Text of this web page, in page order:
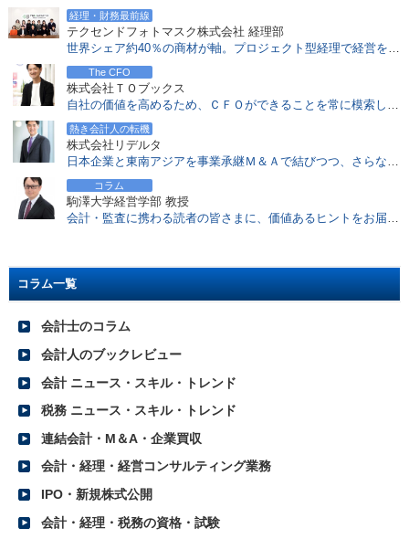
2017.02.20
公認会計士、税理士の一般企業経理部での優位性、年収面での優遇等について
2017.02.06
地方創生との関係は？中小企業M&Aの課題と可能性を探る
2017.01.30
M&A&Dとは？ 会社再編手法としての事業分離に注目
2017.01.05
インバウンド需要をつかむ 民泊コンサルティング
2016.12.26
「会計基準の選択に関する基本的な考え方」にみるIFRS適用状況
2016.11.28
2016.11.21
バリュエーションのアプローチと会計士への高い期待
会計士の税理士資格付与要件の厳格化を前向きにとらえる
2016.10.31
2016.10.31
2016年上半期レポート（関西）
2016.10.31
2016.10.24
グループ企業の責任の在り方が変わる 多重代表訴訟制度の意義とは？
2016.10.17
経理・財務最前線
テクセンドフォトマスク株式会社 経理部
世界シェア約40％の商材が軸。プロジェクト型経理で経営を機動的に支える精鋭チーム
The CFO
株式会社ＴＯブックス
自社の価値を高めるため、ＣＦＯができることを常に模索し、すべて実行する！
熱き会計人の転機
株式会社リデルタ
日本企業と東南アジアを事業承継Ｍ＆Ａで結びつつ、さらなる〝高み〟を目指す
コラム
駒澤大学経営学部 教授
会計・監査に携わる読者の皆さまに、価値あるヒントをお届けしていきたい
コラム一覧
会計士のコラム
会計人のブックレビュー
会計 ニュース・スキル・トレンド
税務 ニュース・スキル・トレンド
連結会計・M＆A・企業買収
会計・経理・経営コンサルティング業務
IPO・新規株式公開
会計・経理・税務の資格・試験